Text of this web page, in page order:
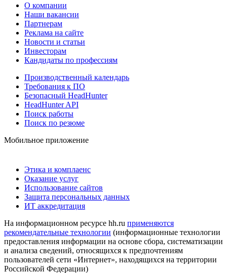
О компании
Наши вакансии
Партнерам
Реклама на сайте
Новости и статьи
Инвесторам
Кандидаты по профессиям
Производственный календарь
Требования к ПО
Безопасный HeadHunter
HeadHunter API
Поиск работы
Поиск по резюме
Мобильное приложение
Этика и комплаенс
Оказание услуг
Использование сайтов
Защита персональных данных
ИТ аккредитация
На информационном ресурсе hh.ru применяются
рекомендательные технологии (информационные технологии
предоставления информации на основе сбора, систематизации
и анализа сведений, относящихся к предпочтениям
пользователей сети «Интернет», находящихся на территории
Российской Федерации)